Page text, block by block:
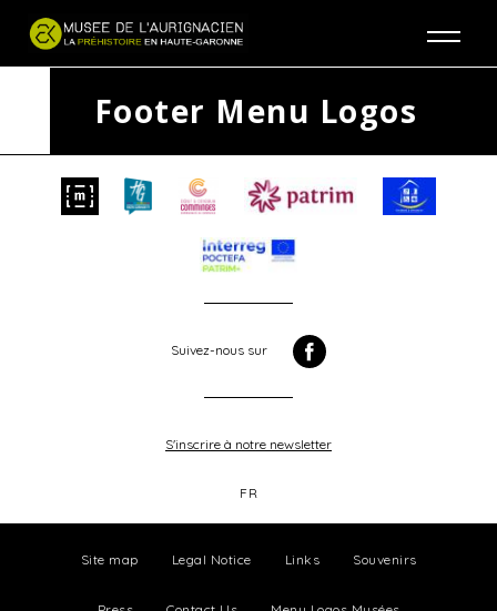
Footer Menu Logos
Suivez-nous sur
S'inscrire à notre newsletter
FR
Site map Legal Notice Links Souvenirs